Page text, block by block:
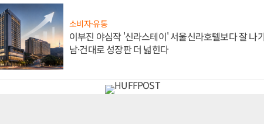
소비자·유통
이부진 야심작 '신라스테이' 서울신라호텔보다 잘 나
남·건대로 성장판 더 넓힌다